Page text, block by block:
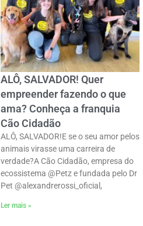
ALÔ, SALVADOR! Quer
empreender fazendo o que
ama? Conheça a franquia
Cão Cidadão
ALÔ, SALVADOR!E se o seu amor pelos
animais virasse uma carreira de
verdade?ㅤA Cão Cidadão, empresa do
ecossistema @Petz e fundada pelo Dr
Pet @alexandrerossi_oficial,
Ler mais »